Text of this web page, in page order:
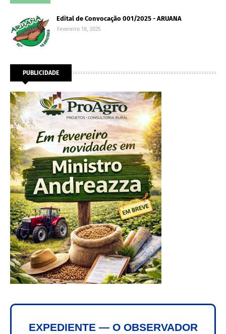
Edital de Convocação 001/2025 - ARUANA
Fevereiro 18, 2025
PUBLICIDADE
EXPEDIENTE — O OBSERVADOR